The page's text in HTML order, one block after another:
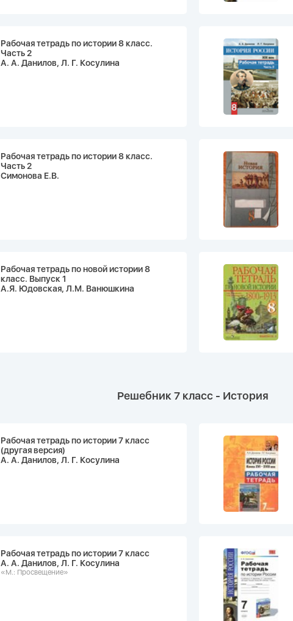
Рабочая тетрадь по истории 8 класс.
Часть 2
А. А. Данилов, Л. Г. Косулина
Рабочая тетрадь по истории 8 класс.
Часть 2
Симонова Е.В.
Рабочая тетрадь по новой истории 8
класс. Выпуск 1
А.Я. Юдовская, Л.М. Ванюшкина
Решебник 7 класс - История
Рабочая тетрадь по истории 7 класс
(другая версия)
А. А. Данилов, Л. Г. Косулина
Рабочая тетрадь по истории 7 класс
А. А. Данилов, Л. Г. Косулина
«М.: Просвещение»